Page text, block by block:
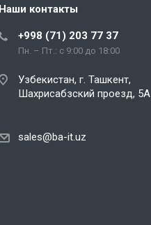
Наши контакты
+998 (71) 203 77 37
Пн. – Пт.: с 9:00 до 18:00
Узбекистан, г. Ташкент,
Шахрисабзский проезд, 5А
sales@ba-it.uz